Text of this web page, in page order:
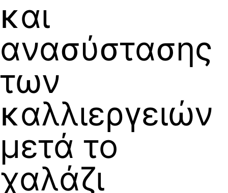
και
ανασύστασης
των
καλλιεργειών
μετά το
χαλάζι